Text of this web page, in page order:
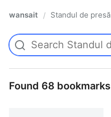
wansait / Standul de presă
Found 68 bookmarks